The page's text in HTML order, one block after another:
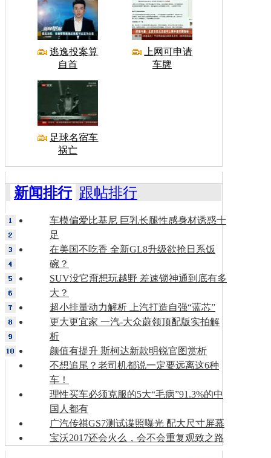
逃逸投案算
自首
上网可申请
车牌
足球名宿车
祸亡
新闻排行 跟帖排行
车模偏爱比基尼 巨乳长腿性感身材诱惑十
足
在美国不吃香 全新GL8升级欲抢日系饭
碗？
SUV没它甭想玩越野 差速锁神通到底有多
大？
超小排量动力解析 上汽打造自强“蓝芯”
更大更宜家 一汽-大众蔚领顶配版实拍解
析
颜值有提升 斯柯达新款明锐官图赏析
不想追尾？老司机都说一定要远离这6种
车！
理性买车必须克服的5大“毛病”91.3%的中
国人都有
广汽传祺GS7测试谍照曝光 配大尺寸屏幕
宝沃2017还会火么，会不会重复观致之路